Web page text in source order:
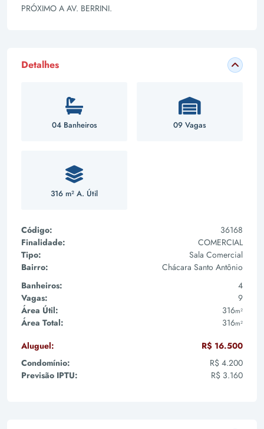
PRÓXIMO A AV. BERRINI.
Detalhes
04 Banheiros 09 Vagas
316 m² A. Útil
Código:
36168
Finalidade:
COMERCIAL
Tipo:
Sala Comercial
Bairro:
Chácara Santo Antônio
Banheiros:
4
Vagas:
9
Área Útil:
316m²
Área Total: 316m²
Aluguel:
R$ 16.500
Condomínio:
R$ 4.200
Previsão IPTU:
R$ 3.160